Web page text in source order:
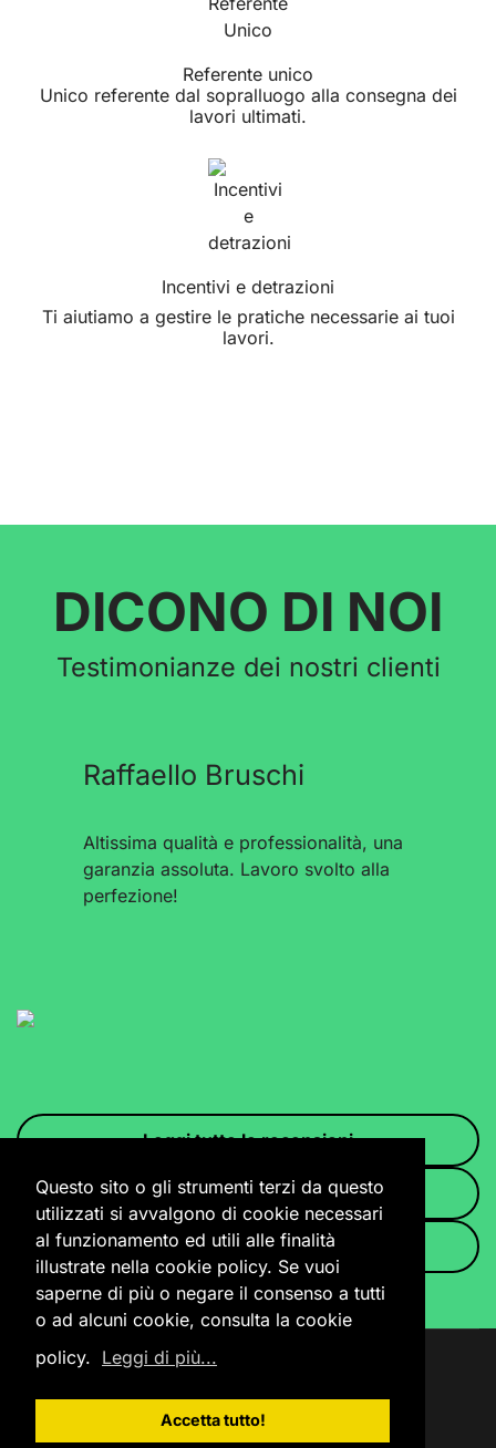
Questo sito o gli strumenti terzi da questo
utilizzati si avvalgono di cookie necessari
al funzionamento ed utili alle finalità
illustrate nella cookie policy. Se vuoi
saperne di più o negare il consenso a tutti
o ad alcuni cookie, consulta la cookie
policy. Leggi di più...
Accetta tutto!
Referente unico
Unico referente dal sopralluogo alla consegna dei
lavori ultimati.
Incentivi e detrazioni
Ti aiutiamo a gestire le pratiche necessarie ai tuoi
lavori.
DICONO DI NOI
Testimonianze dei nostri clienti
Raffaello Bruschi
Altissima qualità e professionalità, una
garanzia assoluta. Lavoro svolto alla
perfezione!
Leggi tutte le recensioni
Scrivi una recensione
- FAQ -